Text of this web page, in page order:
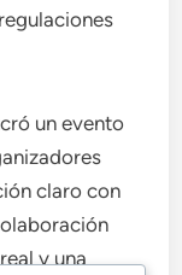
un evento
claro con
y una